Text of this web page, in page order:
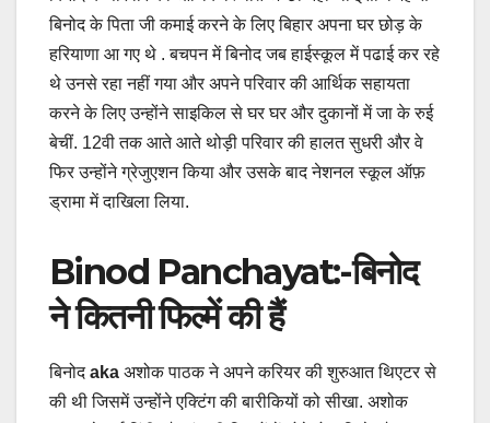
बिनोद के पिता जी कमाई करने के लिए बिहार अपना घर छोड़ के
हरियाणा आ गए थे . बचपन में बिनोद जब हाईस्कूल में पढाई कर रहे
थे उनसे रहा नहीं गया और अपने परिवार की आर्थिक सहायता
करने के लिए उन्होंने साइकिल से घर घर और दुकानों में जा के रुई
बेचीं. 12वी तक आते आते थोड़ी परिवार की हालत सुधरी और वे
फिर उन्होंने ग्रेजुएशन किया और उसके बाद नेशनल स्कूल ऑफ़
ड्रामा में दाखिला लिया.
Binod Panchayat:-बिनोद
ने कितनी फिल्में की हैं
बिनोदaka अशोक पाठक ने अपने करियर की शुरुआत थिएटर से
की थी जिसमें उन्होंने एक्टिंग की बारीकियों को सीखा. अशोक